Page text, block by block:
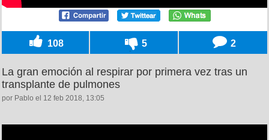
108 5 2
La gran emoción al respirar por primera vez tras un
transplante de pulmones
por Pablo el 12 feb 2018, 13:05